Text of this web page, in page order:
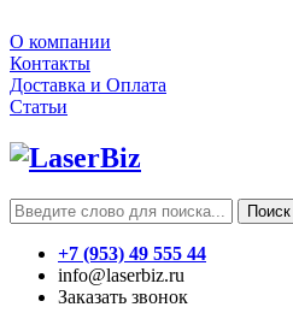
О компании
Контакты
Доставка и Оплата
Статьи
Поиск
+7 (953) 49 555 44
info@laserbiz.ru
Заказать звонок